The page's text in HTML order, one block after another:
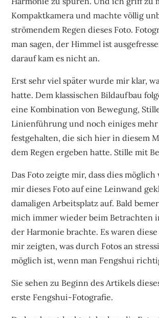
Kompaktkamera und machte völlig
strömendem Regen dieses Foto.
man sagen, der Himmel ist
darauf kam es nicht an.
Erst sehr viel später wurde mir klar,
hatte. Dem klassischen Bildaufbau
eine Kombination von Bewegung,
Linienführung und noch einiges
festgehalten, die sich hier in diesem
dem Regen ergeben hatte. Stille mit
Das Foto zeigte mir, dass dies
mir dieses Foto auf eine Leinwand
damaligen Arbeitsplatz auf. Bald
mich immer wieder beim Betrachten
der Harmonie brachte. Es waren
mir zeigten, was durch Fotos an
möglich ist, wenn man Fengshui
Sie sehen zu Beginn des Artikels
erste Fengshui-Fotografie.